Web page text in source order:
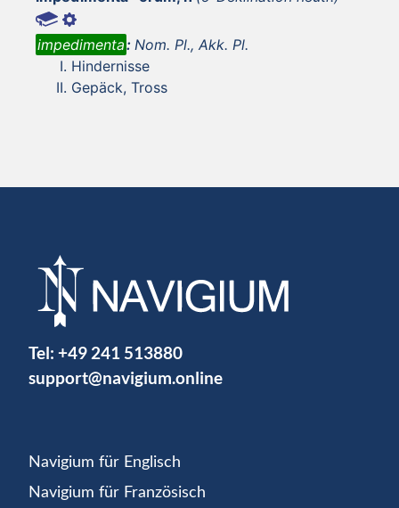
impedimenta: Nom. Pl., Akk. Pl.
Hindernisse
Gepäck, Tross
Tel: +49 241 513880
support@navigium.online
Navigium für Englisch
Navigium für Französisch